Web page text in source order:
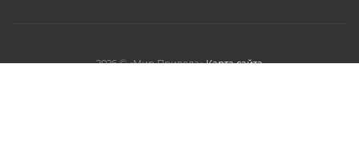
2026 © «Мир Привода» Карта сайта